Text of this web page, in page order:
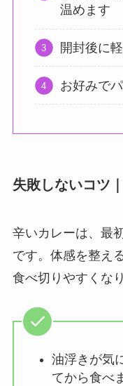
温めます
開封後に
お好みで
失敗しないコツ
辛いカレーは、最
です。体感を整え
食べ切りやすくな
油浮きが気
てから食べ